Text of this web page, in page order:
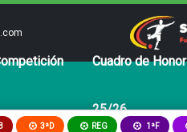
Cuadro de Honor
25/26
3ªD REG 1ªF